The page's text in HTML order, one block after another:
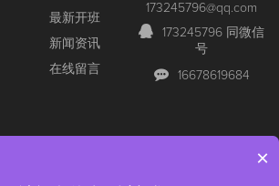
最新开班
新闻资讯
在线留言
173245796@qq.com
173245796 同微信
号
16678619684
×